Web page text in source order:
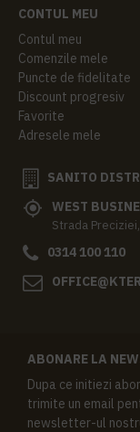
CONTUL MEU
Contul meu
Comenzile mele
Puncte de fidelitate
Discount progresiv
Favorite
Adresele mele
SANITO
WEST
Strada
0314 100 110
ABONARE LA
Dupa ce initiezi
trimite un email
newsletter-ul